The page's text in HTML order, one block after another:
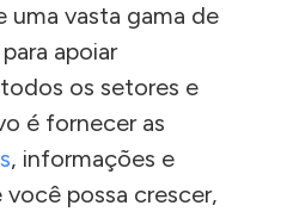
uma vasta gama de
apoiar
os setores e
é fornecer as
, informações e
possa crescer,